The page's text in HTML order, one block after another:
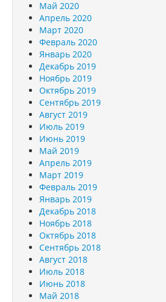
Май 2020
Апрель 2020
Март 2020
Февраль 2020
Январь 2020
Декабрь 2019
Ноябрь 2019
Октябрь 2019
Сентябрь 2019
Август 2019
Июль 2019
Июнь 2019
Май 2019
Апрель 2019
Март 2019
Февраль 2019
Январь 2019
Декабрь 2018
Ноябрь 2018
Октябрь 2018
Сентябрь 2018
Август 2018
Июль 2018
Июнь 2018
Май 2018